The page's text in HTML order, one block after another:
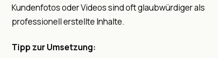
Kundenfotos oder Videos sind oft glaubwürdiger als
professionell erstellte Inhalte.
Tipp zur Umsetzung: